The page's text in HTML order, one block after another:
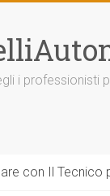
i
con Il Tecnico